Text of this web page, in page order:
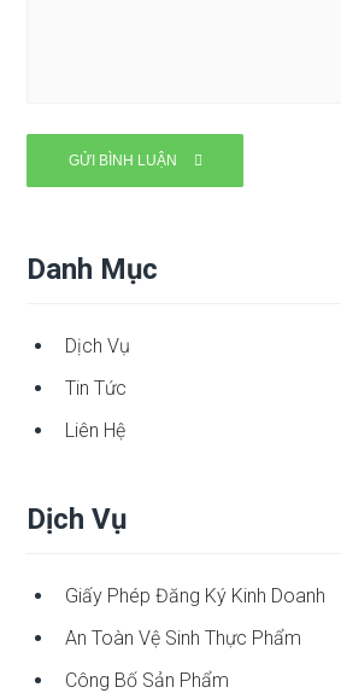
Danh Mục
Dịch Vụ
Tin Tức
Liên Hệ
Dịch Vụ
Giấy Phép Đăng Ký Kinh Doanh
An Toàn Vệ Sinh Thực Phẩm
Công Bố Sản Phẩm